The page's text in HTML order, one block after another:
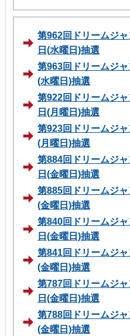
第962回ドリームジ
日(水曜日)抽選
第963回ドリームジ
(水曜日)抽選
第922回ドリームジ
日(月曜日)抽選
第923回ドリームジ
(月曜日)抽選
第884回ドリームジ
日(金曜日)抽選
第885回ドリームジ
(金曜日)抽選
第840回ドリームジ
日(金曜日)抽選
第841回ドリームジ
(金曜日)抽選
第787回ドリームジ
日(金曜日)抽選
第788回ドリームジ
(金曜日)抽選